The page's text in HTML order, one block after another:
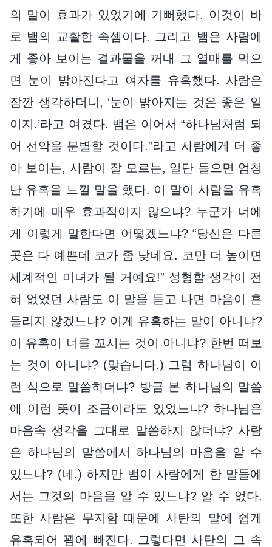
의 말이 효과가 있었기에 기뻐했다. 이것이 바
로 뱀의 교활한 속셈이다. 그리고 뱀은 사람에
게 좋아 보이는 결과물을 꺼내 그 열매를 먹으
면 눈이 밝아진다고 여자를 유혹했다. 사람은
잠깐 생각하더니, ‘눈이 밝아지는 것은 좋은 일
이지.’라고 여겼다. 뱀은 이어서 “하나님처럼 되
어 선악을 분별할 것이다.”라고 사람에게 더 좋
아 보이는, 사람이 잘 모르는, 일단 들으면 엄청
난 유혹을 느낄 말을 했다. 이 말이 사람을 유혹
하기에 매우 효과적이지 않으냐? 누군가 너에
게 이렇게 말한다면 어떻겠느냐? “당신은 다른
곳은 다 예쁜데 코가 좀 낮네요. 코만 더 높이면
세계적인 미녀가 될 거예요!” 성형할 생각이 전
혀 없었던 사람도 이 말을 듣고 나면 마음이 흔
들리지 않겠느냐? 이게 유혹하는 말이 아니냐?
이 유혹이 너를 꼬시는 것이 아니냐? 한번 떠보
는 것이 아니냐? (맞습니다.) 그럼 하나님이 이
런 식으로 말씀하더냐? 방금 본 하나님의 말씀
에 이런 뜻이 조금이라도 있었느냐? 하나님은
마음속 생각을 그대로 말씀하지 않더냐? 사람
은 하나님의 말씀에서 하나님의 마음을 알 수
있느냐? (네.) 하지만 뱀이 사람에게 한 말들에
서는 그것의 마음을 알 수 있느냐? 알 수 없다.
또한 사람은 무지함 때문에 사탄의 말에 쉽게
유혹되어 꾐에 빠진다. 그렇다면 사탄의 그 속